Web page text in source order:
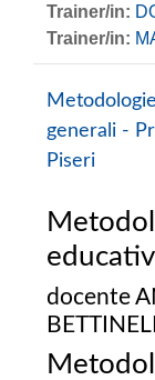
Trainer/in:
Trainer/in:
generali -
Piseri
docente